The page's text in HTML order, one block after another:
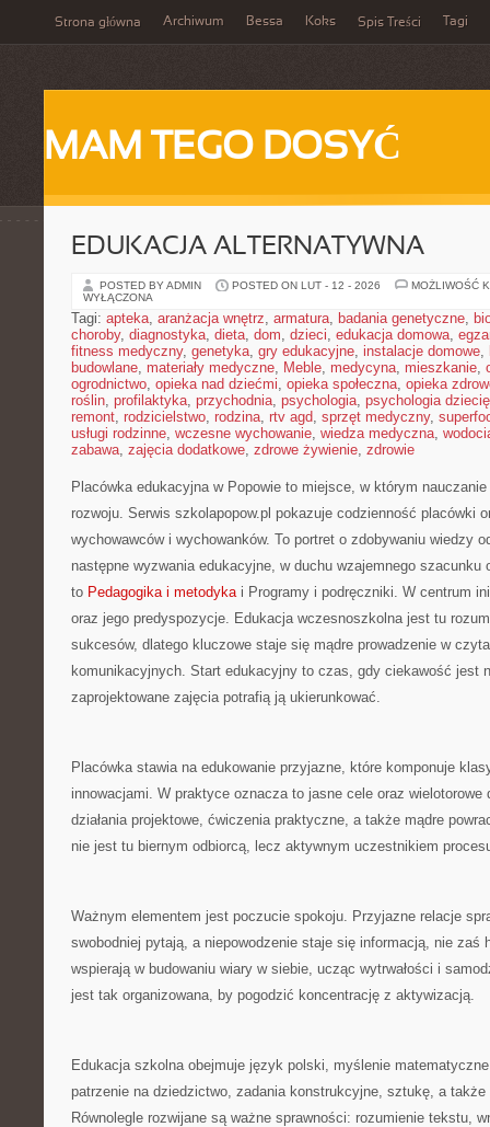
Strona główna Archiwum Bessa Koks Spis Treści Tagi
MAM TEGO DOSYĆ
EDUKACJA ALTERNATYWNA
POSTED BY ADMIN POSTED ON LUT - 12 - 2026
MOŻLIWOŚĆ
WYŁĄCZONA
Tagi: apteka, aranżacja wnętrz, armatura, badania genetyczne,
choroby, diagnostyka, dieta, dom, dzieci, edukacja domowa,
fitness medyczny, genetyka, gry edukacyjne, instalacje domowe,
budowlane, materiały medyczne, Meble, medycyna, mieszkanie,
ogrodnictwo, opieka nad dziećmi, opieka społeczna, opieka
roślin, profilaktyka, przychodnia, psychologia, psychologia
remont, rodzicielstwo, rodzina, rtv agd, sprzęt medyczny,
usługi rodzinne, wczesne wychowanie, wiedza medyczna,
zabawa, zajęcia dodatkowe, zdrowe żywienie, zdrowie
Placówka edukacyjna w Popowie to miejsce, w którym
rozwoju. Serwis szkolapopow.pl pokazuje codzienność placówki
wychowawców i wychowanków. To portret o zdobywaniu wiedzy
następne wyzwania edukacyjne, w duchu wzajemnego szacunku
to Pedagogika i metodykai Programy i podręczniki. W centrum
oraz jego predyspozycje. Edukacja wczesnoszkolna jest tu
sukcesów, dlatego kluczowe staje się mądre prowadzenie w
komunikacyjnych. Start edukacyjny to czas, gdy ciekawość jest
zaprojektowane zajęcia potrafią ją ukierunkować.
Placówka stawia na edukowanie przyjazne, które komponuje
innowacjami. W praktyce oznacza to jasne cele oraz wielotorowe
działania projektowe, ćwiczenia praktyczne, a także mądre
nie jest tu biernym odbiorcą, lecz aktywnym uczestnikiem
Ważnym elementem jest poczucie spokoju. Przyjazne relacje
swobodniej pytają, a niepowodzenie staje się informacją, nie zaś
wspierają w budowaniu wiary w siebie, ucząc wytrwałości i
jest tak organizowana, by pogodzić koncentrację z aktywizacją.
Edukacja szkolna obejmuje język polski, myślenie
patrzenie na dziedzictwo, zadania konstrukcyjne, sztukę, a
Równolegle rozwijane są ważne sprawności: rozumienie tekstu,